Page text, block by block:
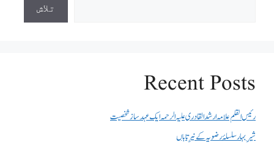
تلاش
Recent Posts
رئیس القلم علامہ ارشد القادری علیہ الرحمہ ایک عہد ساز شخصیت
شیرِ بہار سلسلۂ رضویہ کے نیرِ تاباں